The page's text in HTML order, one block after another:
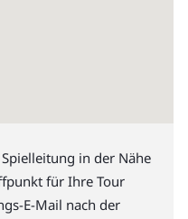
in der Nähe
für Ihre Tour
E-Mail nach der